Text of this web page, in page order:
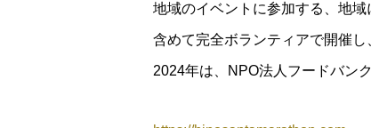
地域のイベントに参加する、地
含めて完全ボランティアで開催し
2024年は、NPO法人フードバン